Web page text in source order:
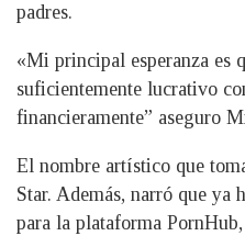
padres.
«Mi principal esperanza es
suficientemente lucrativo
financieramente” aseguro
El nombre artístico que
Star. Además, narró que ya
para la plataforma